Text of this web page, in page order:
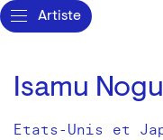
Artiste
Isamu
Etats-Unis et